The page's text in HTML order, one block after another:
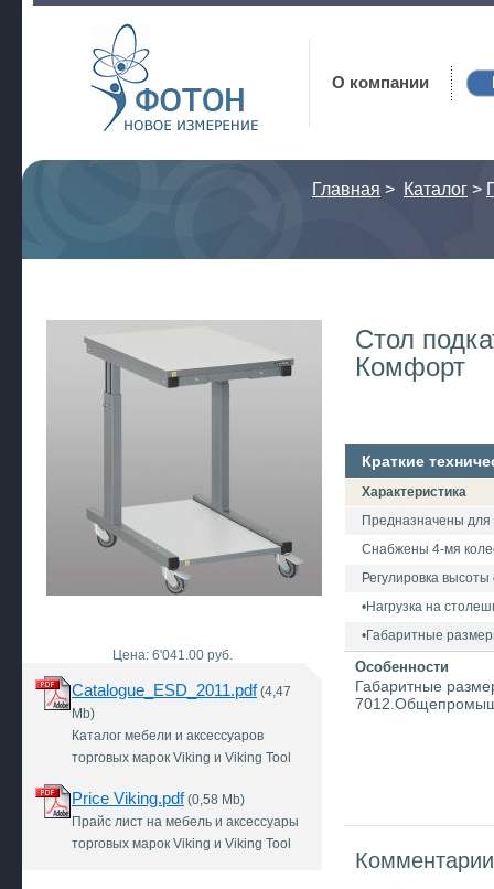
Фотон
О компании
Главная > Каталог >
Цена: 6'041.00 руб.
Catalogue_ESD_2011.pdf(4,47
Mb)
Каталог мебели и аксессуаров
торговых марок Viking и Viking Tool
Price Viking.pdf(0,58 Mb)
Прайс лист на мебель и аксессуары
торговых марок Viking и Viking Tool
Стол
Комфорт
Краткие
Характеристика
Предназначены для
Снабжены 4-мя
Регулировка
•Нагрузка на
•Габаритные
Особенности
Габаритные